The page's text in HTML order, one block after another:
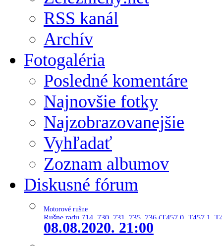
RSS kanál
Archív
Fotogaléria
Posledné komentáre
Najnovšie fotky
Najzobrazovanejšie
Vyhľadať
Zoznam albumov
Diskusné fórum
Motorové rušne
Rušne radu 714, 730, 731, 735, 736 (T457.0, T457.1,
08.08.2020. 21:00